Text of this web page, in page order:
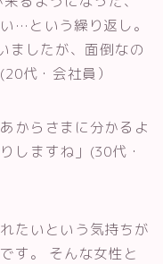
…という繰り返し。
ましたが、面倒なの
代・会社員）
からさまに分かるよ
しますね」(30代・
たいという気持ちが
す。 そんな女性と